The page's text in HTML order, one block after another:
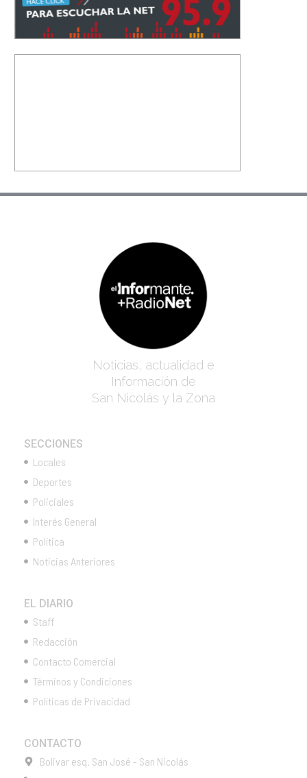
Noticias, actualidad e
Información de
San Nicolás y la Zona
SECCIONES
Locales
Deportes
Policiales
Interés General
Política
Noticias Anteriores
EL DIARIO
Staff
Redacción
Contacto Comercial
Términos y Condiciones
Políticas de Privacidad
CONTACTO
Bolivar esq. San José - San Nicolás